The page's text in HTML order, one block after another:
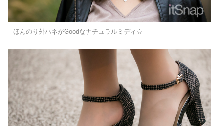
ほんのり外ハネがGoodなナチュラルミディ☆